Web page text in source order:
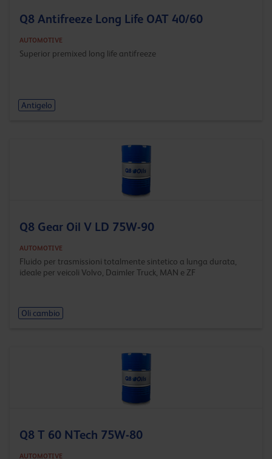
Q8 Antifreeze Long Life OAT 40/60
AUTOMOTIVE
Superior premixed long life antifreeze
Antigelo
Q8 Gear Oil V LD 75W-90
AUTOMOTIVE
Fluido per trasmissioni totalmente sintetico a lunga durata,
ideale per veicoli Volvo, Daimler Truck, MAN e ZF
Oli cambio
Q8 T 60 NTech 75W-80
AUTOMOTIVE